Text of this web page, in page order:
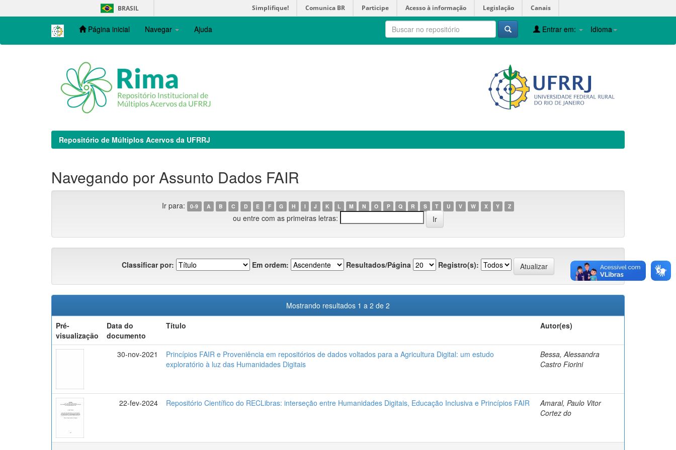
navigation
BRASIL Simplifique! Comunica BR Participe Acesso à informação Legislação Canais
Página inicial Navegar Ajuda Idioma
Entrar em:
Repositório de Múltiplos Acervos da UFRRJ
Navegando por Assunto Dados FAIR
Ir para: 0-9 A B C D E F G H I J K L M N O P Q R S T U V W X Y Z
ou entre com as primeiras letras:
Classificar por: Em ordem: Resultados/Página Registro(s):
Mostrando resultados 1 a 2 de 2
Pré-
visualização
Data do
documento
Título Autor(es)
30-nov-2021
Princípios FAIR e Proveniência em repositórios de dados voltados para a Agricultura Digital: um estudo
exploratório à luz das Humanidades Digitais
Bessa, Alessandra
Castro Fiorini
22-fev-2024 Repositório Científico do RECLibras: interseção entre Humanidades Digitais, Educação Inclusiva e Princípios FAIR
Amaral, Paulo Vitor
Cortez do